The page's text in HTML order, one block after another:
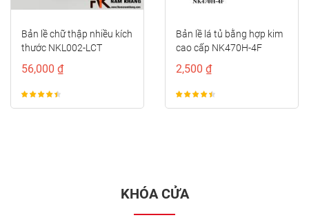
Bản lề lá tủ bằng hợp kim
cao cấp NK470H-4F
2,500 ₫
Bản lề lá cổ điển màu
đồng vàng NK195-15FDO
820,000 ₫
KHÓA CỬA